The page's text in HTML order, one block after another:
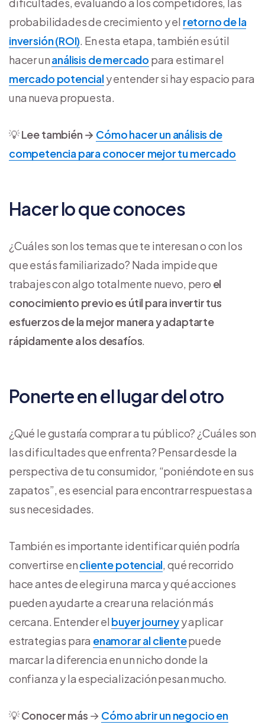
probabilidades de crecimiento y el retorno de la
inversión (ROI). En esta etapa, también es útil
hacer unanálisis de mercado para estimar el
mercado potencialy entender si hay espacio para
una nueva propuesta.
💡Lee también → Cómo hacer un análisis de
competencia para conocer mejor tu mercado
Hacer lo que conoces
¿Cuáles son los temas que te interesan o con los
que estás familiarizado? Nada impide que
trabajes con algo totalmente nuevo, pero el
conocimiento previo es útil para invertir tus
esfuerzos de la mejor manera y adaptarte
rápidamente a los desafíos.
Ponerte en el lugar del otro
¿Qué le gustaría comprar a tu público? ¿Cuáles son
las dificultades que enfrenta? Pensar desde la
perspectiva de tu consumidor, “poniéndote en sus
zapatos”, es esencial para encontrar respuestas a
sus necesidades.
También es importante identificar quién podría
convertirse encliente potencial, qué recorrido
hace antes de elegir una marca y qué acciones
pueden ayudarte a crear una relación más
cercana. Entender el buyer journeyy aplicar
estrategias para enamorar al clientepuede
marcar la diferencia en un nicho donde la
confianza y la especialización pesan mucho.
💡Conocer más → Cómo abrir un negocio en